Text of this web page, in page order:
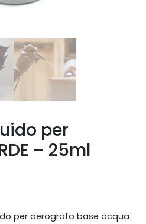
per
– 25ml
per aerografo base acqua